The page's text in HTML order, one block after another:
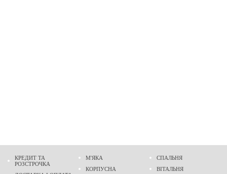
КРЕДИТ ТА
РОЗСТРОЧКА
М'ЯКА
КОРПУСНА
СПАЛЬНЯ
ВІТАЛЬНЯ